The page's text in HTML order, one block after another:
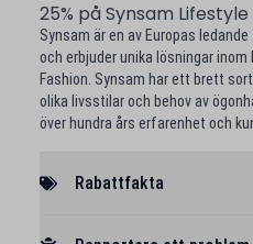
25% på Synsam
Synsam är en av Europas
och erbjuder unika lösningar inom
Fashion. Synsam har ett brett
olika livsstilar och behov av
över hundra års erfarenhet och
Rabattfakta